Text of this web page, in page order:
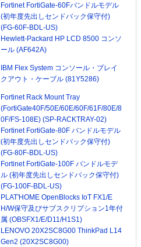
Fortinet FortiGate-60Fバンドルモデル
(初年度先出しセンドバック保守付)
(FG-60F-BDL-US)
Hewlett-Packard HP LCD 8500 コンソ
ール (AF642A)
IBM Flex System コンソール・ブレイ
クアウト・ケーブル (81Y5286)
Fortinet Rack Mount Tray
(FortiGate40F/50E/60E/60F/61F/80E/8
0F/FS-108E) (SP-RACKTRAY-02)
Fortinet FortiGate-80F バンドルモデル
(初年度先出しセンドバック保守付)
(FG-80F-BDL-US)
Fortinet FortiGate-100F バンドルモデ
ル (初年度先出しセンドバック保守付)
(FG-100F-BDL-US)
PLAT'HOME OpenBlocks IoT FX1/E
H/W保守及びサブスクリプション1年付
属 (OBSFX1/E/D11/H1S1)
LENOVO 20X2SC8G00 ThinkPad L14
Gen2 (20X2SC8G00)